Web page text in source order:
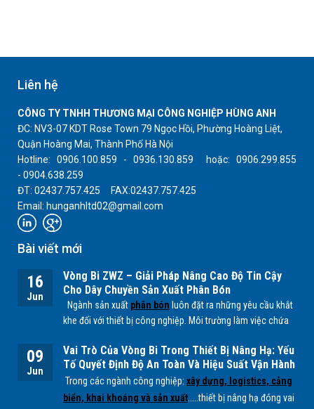
Liên hệ
CÔNG TY TNHH THƯƠNG MẠI CÔNG NGHIỆP HÙNG ANH
ĐC: NV3-07 KDT Rose Town 79 Ngọc Hồi, Phường Hoàng Liệt,
Quận Hoàng Mai, Thành Phố Hà Nội
Hotline: 0906.100.859 - 0936.130.859 hoặc: 0906.299.855
- 0904.638.259
ĐT: 02437.757.425 FAX:02437.757.425
Email: hunganhltd02@gmail.com
Bài viết mới
16
Jun
Vòng Bi ZWZ – Giải Pháp Nâng Cao Độ Tin Cậy
Cho Dây Chuyền Sản Xuất Phân Bón
Ngành sản xuất phân bón luôn đặt ra những yêu cầu khắt
khe đối với thiết bị công nghiệp. Môi trường làm việc chứa
quá trình sản xuấtNPK, lân, đạm
... có thể ảnh hưởng trực
tiếp đến tuổi thọ của các bộ phận cơ khí, đặc biệt làvòng
bi.
09
Jun
Vai Trò Của Vòng Bi Trong Thiết Bị Nâng Hạ: Yếu
Tố Quyết Định Độ An Toàn Và Hiệu Suất Vận Hành
Trong các ngành công nghiệp: xây dựng, logistics, cảng
biển, khai khoáng và sản xuất .....thiết bị nâng hạ đóng vai